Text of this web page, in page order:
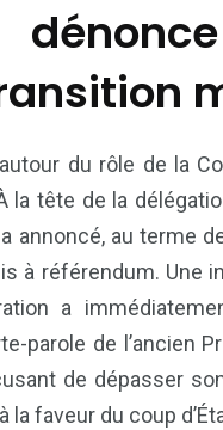
du rôle de la
la tête de la
annoncé, au terme
à référendum. Une
a
parole de l’ancien
de dépasser
la faveur du coup
1